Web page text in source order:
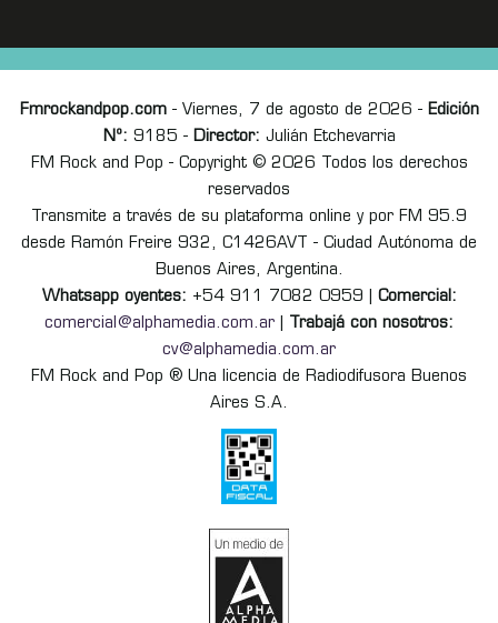
Fmrockandpop.com- Viernes, 7 de agosto de 2026 - Edición
Nº: 9185 - Director: Julián Etchevarria
FM Rock and Pop - Copyright © 2026 Todos los derechos
reservados
Transmite a través de su plataforma online y por FM 95.9
desde Ramón Freire 932, C1426AVT - Ciudad Autónoma de
Buenos Aires, Argentina.
Whatsapp oyentes: +54 911 7082 0959 | Comercial:
comercial@alphamedia.com.ar
Trabajá con nosotros:
cv@alphamedia.com.ar
FM Rock and Pop ® Una licencia de Radiodifusora Buenos
Aires S.A.